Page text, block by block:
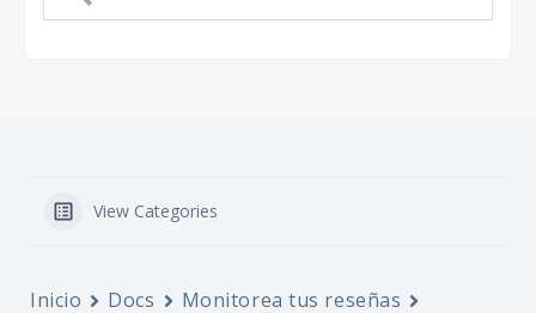
View Categories
Inicio Docs
Monitorea tus reseñas